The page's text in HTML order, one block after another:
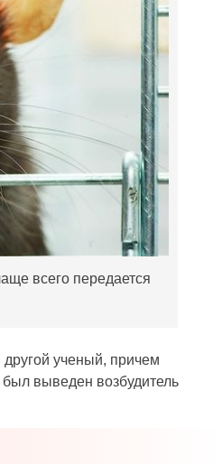
всего передается
другой ученый, причем
выведен возбудитель